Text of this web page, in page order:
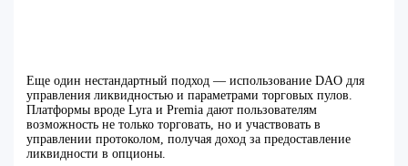
Еще один нестандартный подход — использование DAO для
управления ликвидностью и параметрами торговых пулов.
Платформы вроде Lyra и Premia дают пользователям
возможность не только торговать, но и участвовать в
управлении протоколом, получая доход за предоставление
ликвидности в опционы.